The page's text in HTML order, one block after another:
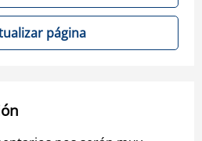
página